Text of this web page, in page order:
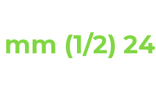
(1/2) 24